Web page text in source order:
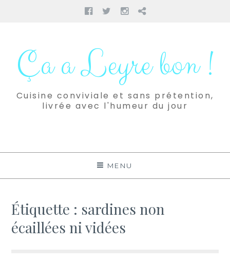
Facebook
TwitterInstagram
Pinterest
contenuÇa a Leyre bon !
Cuisine conviviale et sans prétention,
livrée avec l'humeur du jour
MENU
Étiquette : sardines non
écaillées ni vidées